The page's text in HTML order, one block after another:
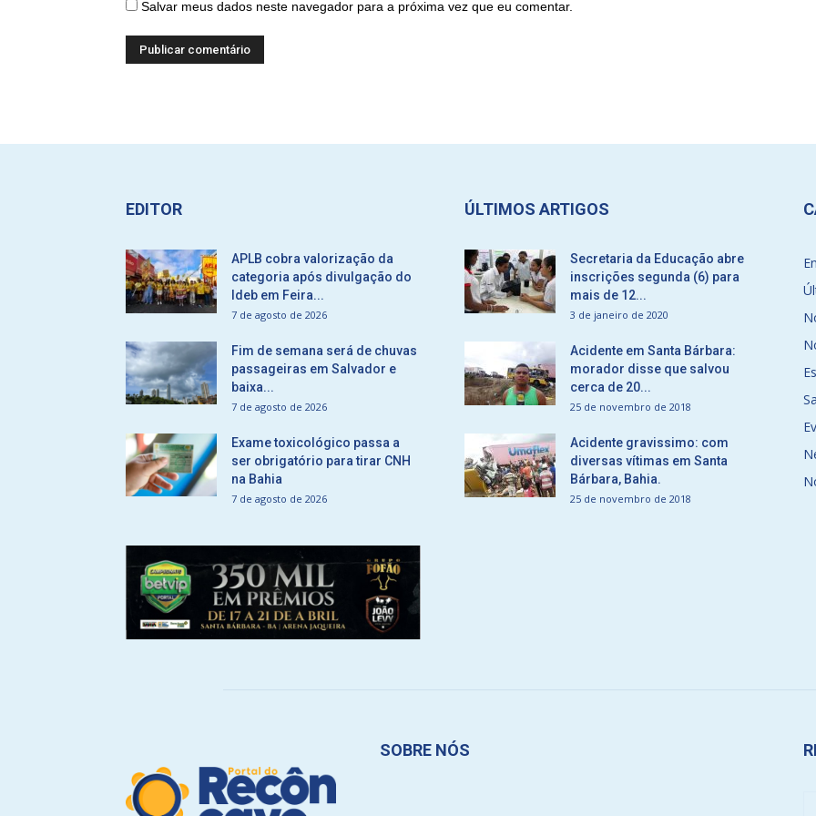
Salvar meus dados neste navegador para a próxima vez que eu comentar.
EDITOR
APLB cobra valorização da
categoria após divulgação do
Ideb em Feira...
7 de agosto de 2026
Fim de semana será de chuvas
passageiras em Salvador e
baixa...
7 de agosto de 2026
Exame toxicológico passa a
ser obrigatório para tirar CNH
na Bahia
7 de agosto de 2026
ÚLTIMOS ARTIGOS
Secretaria da Educação abre
inscrições segunda (6) para
mais de 12...
3 de janeiro de 2020
Acidente em Santa Bárbara:
morador disse que salvou
cerca de 20...
25 de novembro de 2018
Acidente gravissimo: com
diversas vítimas em Santa
Bárbara, Bahia.
25 de novembro de 2018
SOBRE NÓS